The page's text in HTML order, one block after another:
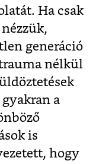
Ha csak
generáció
nélkül
a
is
hogy